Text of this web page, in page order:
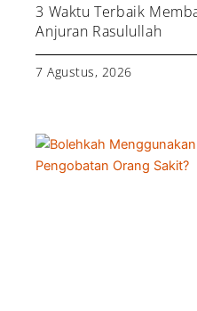
3 Waktu Terbaik
Anjuran Rasulullah
7 Agustus, 2026